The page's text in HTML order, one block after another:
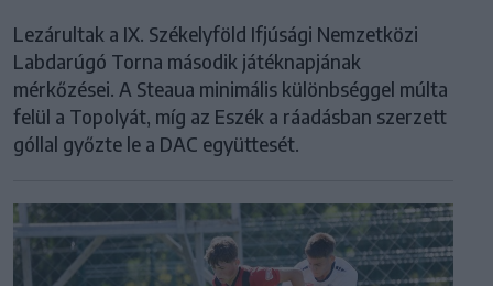
Lezárultak a IX. Székelyföld Ifjúsági Nemzetközi
Labdarúgó Torna második játéknapjának
mérkőzései. A Steaua minimális különbséggel múlta
felül a Topolyát, míg az Eszék a ráadásban szerzett
góllal győzte le a DAC együttesét.